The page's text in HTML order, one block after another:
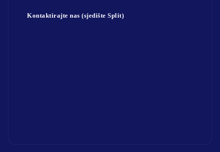
Kontaktirajte nas (sjedište Split)